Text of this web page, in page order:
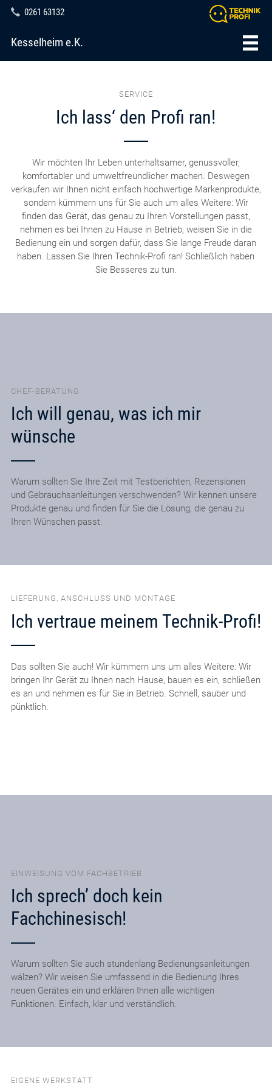
0261 63132
Kesselheim e.K.
SERVICE
Ich lass‘ den Profi ran!
Wir möchten Ihr Leben unterhaltsamer, genussvoller,
komfortabler und umweltfreundlicher machen. Deswegen
verkaufen wir Ihnen nicht einfach hochwertige Markenprodukte,
sondern kümmern uns für Sie auch um alles Weitere: Wir
finden das Gerät, das genau zu Ihren Vorstellungen passt,
nehmen es bei Ihnen zu Hause in Betrieb, weisen Sie in die
Bedienung ein und sorgen dafür, dass Sie lange Freude daran
haben. Lassen Sie Ihren Technik-Profi ran! Schließlich haben
Sie Besseres zu tun.
CHEF-BERATUNG
Ich will genau, was ich mir
wünsche
Warum sollten Sie Ihre Zeit mit Testberichten, Rezensionen
und Gebrauchsanleitungen verschwenden? Wir kennen unsere
Produkte genau und finden für Sie die Lösung, die genau zu
Ihren Wünschen passt.
LIEFERUNG, ANSCHLUSS UND MONTAGE
Ich vertraue meinem Technik-Profi!
Das sollten Sie auch! Wir kümmern uns um alles Weitere: Wir
bringen Ihr Gerät zu Ihnen nach Hause, bauen es ein, schließen
es an und nehmen es für Sie in Betrieb. Schnell, sauber und
pünktlich.
EINWEISUNG VOM FACHBETRIEB
Ich sprech’ doch kein
Fachchinesisch!
Warum sollten Sie auch stundenlang Bedienungsanleitungen
wälzen? Wir weisen Sie umfassend in die Bedienung Ihres
neuen Gerätes ein und erklären Ihnen alle wichtigen
Funktionen. Einfach, klar und verständlich.
EIGENE WERKSTATT